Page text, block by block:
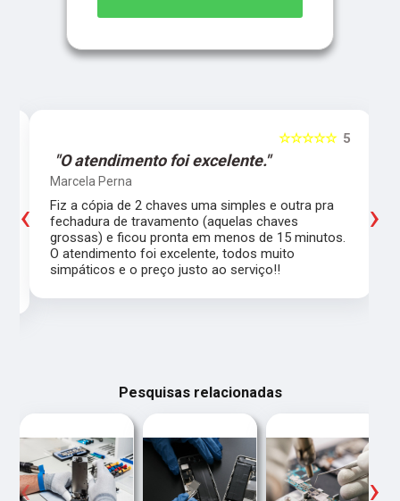
5
☆☆☆☆☆
"O atendimento foi excelente."
Marcela Perna
Fiz a cópia de 2 chaves uma simples e outra pra
fechadura de travamento (aquelas chaves
grossas) e ficou pronta em menos de 15 minutos.
O atendimento foi excelente, todos muito
simpáticos e o preço justo ao serviço!!
‹ ›
Pesquisas relacionadas
‹ ›